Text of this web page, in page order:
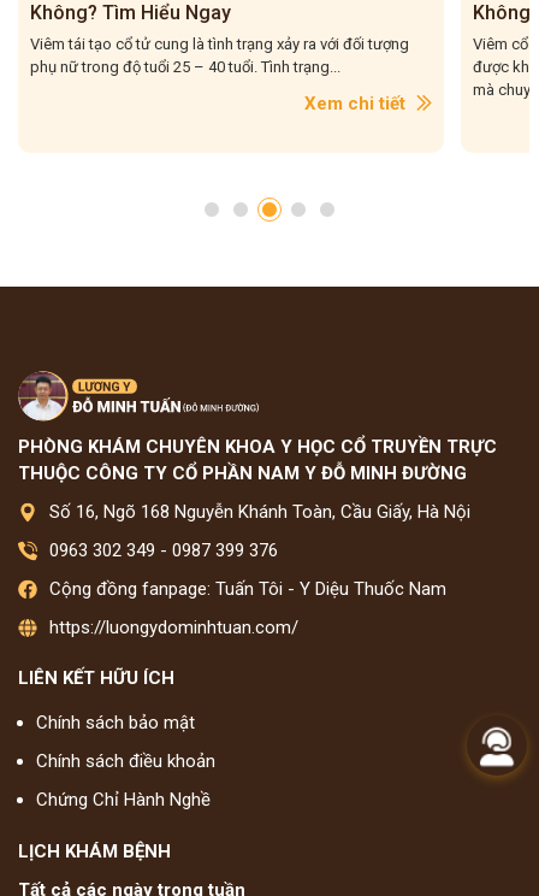
Không? Tìm Hiểu Ngay
Viêm tái tạo cổ tử cung là tình trạng xảy ra với đối tượng
phụ nữ trong độ tuổi 25 – 40 tuổi. Tình trạng...
Xem chi tiết
Viêm cổ
được
mà
PHÒNG KHÁM CHUYÊN KHOA Y HỌC CỔ TRUYỀN TRỰC
THUỘC CÔNG TY CỔ PHẦN NAM Y ĐỖ MINH ĐƯỜNG
Số 16, Ngõ 168 Nguyễn Khánh Toàn, Cầu Giấy, Hà Nội
0963 302 349 - 0987 399 376
Cộng đồng fanpage: Tuấn Tôi - Y Diệu Thuốc Nam
https://luongydominhtuan.com/
LIÊN KẾT HỮU ÍCH
Chính sách bảo mật
Chính sách điều khoản
Chứng Chỉ Hành Nghề
LỊCH KHÁM BỆNH
Tất cả các ngày trong tuần